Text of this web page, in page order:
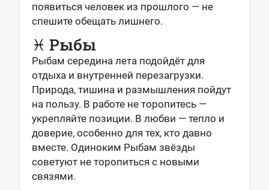
появиться человек из прошлого — не
спешите обещать лишнего.
♓ Рыбы
Рыбам середина лета подойдёт для
отдыха и внутренней перезагрузки.
Природа, тишина и размышления пойдут
на пользу. В работе не торопитесь —
укрепляйте позиции. В любви — тепло и
доверие, особенно для тех, кто давно
вместе. Одиноким Рыбам звёзды
советуют не торопиться с новыми
связями.